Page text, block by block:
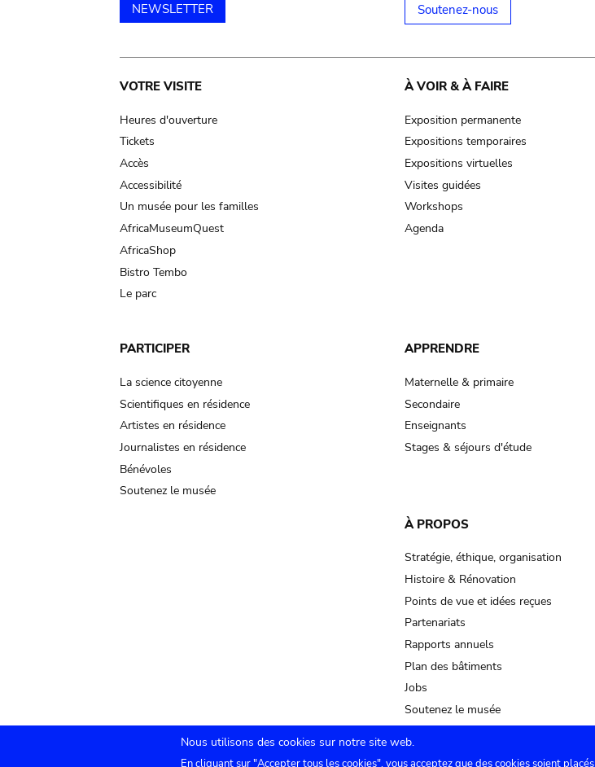
NEWSLETTER Soutenez-nous
Main
navigation
VOTRE VISITE
Heures d'ouverture
Tickets
Accès
Accessibilité
Un musée pour les familles
AfricaMuseumQuest
AfricaShop
Bistro Tembo
Le parc
À VOIR & À FAIRE
Exposition permanente
Expositions temporaires
Expositions virtuelles
Visites guidées
Workshops
Agenda
PARTICIPER
La science citoyenne
Scientifiques en résidence
Artistes en résidence
Journalistes en résidence
Bénévoles
Soutenez le musée
APPRENDRE
Maternelle & primaire
Secondaire
Enseignants
Stages & séjours d'étude
À PROPOS
Stratégie, éthique, organisation
Histoire & Rénovation
Points de vue et idées reçues
Partenariats
Rapports annuels
Plan des bâtiments
Jobs
Soutenez le musée
Nous utilisons des cookies sur notre site web.
En cliquant sur "Accepter tous les cookies", vous acceptez que des cookies soient placés